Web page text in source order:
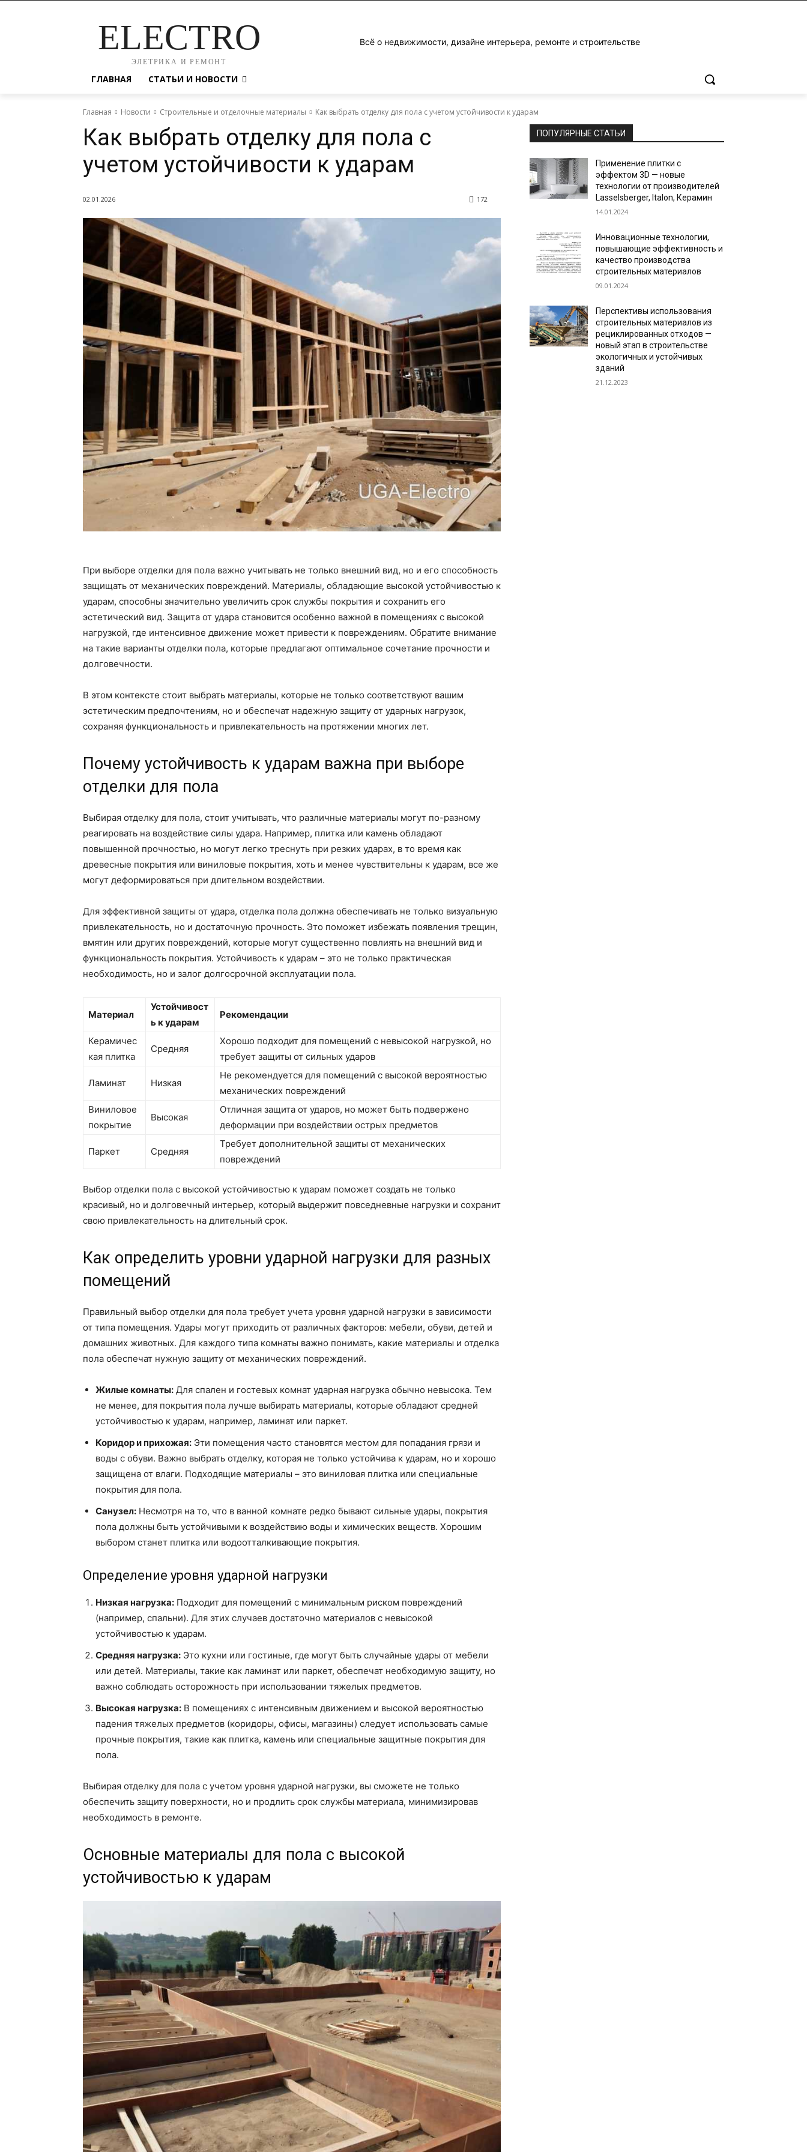
ELECTRO
ЭЛЕТРИКА И РЕМОНТ
Всё о недвижимости, дизайне интерьера, ремонте и строительстве
ГЛАВНАЯ СТАТЬИ И НОВОСТИ
Главная Новости Строительные и отделочные материалы Как выбрать отделку для пола с учетом устойчивости к ударам
Как выбрать отделку для пола с
учетом устойчивости к ударам
02.01.2026 172
При выборе отделки для пола важно учитывать не только внешний вид, но и его способность
защищать от механических повреждений. Материалы, обладающие высокой устойчивостью к
ударам, способны значительно увеличить срок службы покрытия и сохранить его
эстетический вид. Защита от удара становится особенно важной в помещениях с высокой
нагрузкой, где интенсивное движение может привести к повреждениям. Обратите внимание
на такие варианты отделки пола, которые предлагают оптимальное сочетание прочности и
долговечности.
В этом контексте стоит выбрать материалы, которые не только соответствуют вашим
эстетическим предпочтениям, но и обеспечат надежную защиту от ударных нагрузок,
сохраняя функциональность и привлекательность на протяжении многих лет.
Почему устойчивость к ударам важна при выборе
отделки для пола
Выбирая отделку для пола, стоит учитывать, что различные материалы могут по-разному
реагировать на воздействие силы удара. Например, плитка или камень обладают
повышенной прочностью, но могут легко треснуть при резких ударах, в то время как
древесные покрытия или виниловые покрытия, хоть и менее чувствительны к ударам, все же
могут деформироваться при длительном воздействии.
Для эффективной защиты от удара, отделка пола должна обеспечивать не только визуальную
привлекательность, но и достаточную прочность. Это поможет избежать появления трещин,
вмятин или других повреждений, которые могут существенно повлиять на внешний вид и
функциональность покрытия. Устойчивость к ударам – это не только практическая
необходимость, но и залог долгосрочной эксплуатации пола.
Материал
Устойчивост
ь к ударам
Рекомендации
Керамичес
кая плитка
Средняя
Хорошо подходит для помещений с невысокой нагрузкой, но
требует защиты от сильных ударов
Ламинат Низкая
Не рекомендуется для помещений с высокой вероятностью
механических повреждений
Виниловое
покрытие
Высокая
Отличная защита от ударов, но может быть подвержено
деформации при воздействии острых предметов
Паркет Средняя
Требует дополнительной защиты от механических
повреждений
Выбор отделки пола с высокой устойчивостью к ударам поможет создать не только
красивый, но и долговечный интерьер, который выдержит повседневные нагрузки и сохранит
свою привлекательность на длительный срок.
Как определить уровни ударной нагрузки для разных
помещений
Правильный выбор отделки для пола требует учета уровня ударной нагрузки в зависимости
от типа помещения. Удары могут приходить от различных факторов: мебели, обуви, детей и
домашних животных. Для каждого типа комнаты важно понимать, какие материалы и отделка
пола обеспечат нужную защиту от механических повреждений.
Жилые комнаты: Для спален и гостевых комнат ударная нагрузка обычно невысока. Тем
не менее, для покрытия пола лучше выбирать материалы, которые обладают средней
устойчивостью к ударам, например, ламинат или паркет.
Коридор и прихожая: Эти помещения часто становятся местом для попадания грязи и
воды с обуви. Важно выбрать отделку, которая не только устойчива к ударам, но и хорошо
защищена от влаги. Подходящие материалы – это виниловая плитка или специальные
покрытия для пола.
Санузел: Несмотря на то, что в ванной комнате редко бывают сильные удары, покрытия
пола должны быть устойчивыми к воздействию воды и химических веществ. Хорошим
выбором станет плитка или водоотталкивающие покрытия.
Определение уровня ударной нагрузки
Низкая нагрузка: Подходит для помещений с минимальным риском повреждений
(например, спальни). Для этих случаев достаточно материалов с невысокой
устойчивостью к ударам.
Средняя нагрузка: Это кухни или гостиные, где могут быть случайные удары от мебели
или детей. Материалы, такие как ламинат или паркет, обеспечат необходимую защиту, но
важно соблюдать осторожность при использовании тяжелых предметов.
Высокая нагрузка: В помещениях с интенсивным движением и высокой вероятностью
падения тяжелых предметов (коридоры, офисы, магазины) следует использовать самые
прочные покрытия, такие как плитка, камень или специальные защитные покрытия для
пола.
Выбирая отделку для пола с учетом уровня ударной нагрузки, вы сможете не только
обеспечить защиту поверхности, но и продлить срок службы материала, минимизировав
необходимость в ремонте.
Основные материалы для пола с высокой
устойчивостью к ударам
ПОПУЛЯРНЫЕ СТАТЬИ
Применение плитки с
эффектом 3D — новые
технологии от производителей
Lasselsberger, Italon, Керамин
14.01.2024
Инновационные технологии,
повышающие эффективность и
качество производства
строительных материалов
09.01.2024
Перспективы использования
строительных материалов из
рециклированных отходов —
новый этап в строительстве
экологичных и устойчивых
зданий
21.12.2023